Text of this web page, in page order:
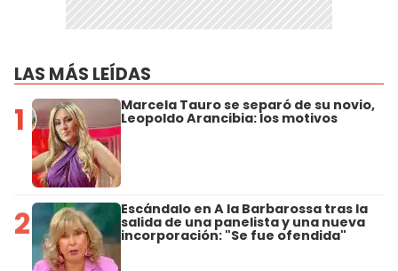
LAS MÁS LEÍDAS
1 Marcela Tauro se separó de su novio,
Leopoldo Arancibia: los motivos
2 Escándalo en A la Barbarossa tras la
salida de una panelista y una nueva
incorporación: "Se fue ofendida"